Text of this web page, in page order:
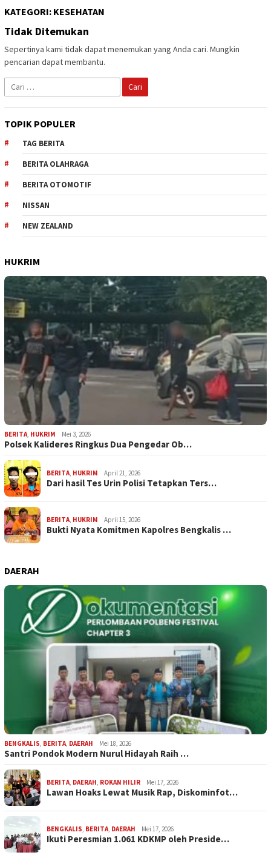
KATEGORI: KESEHATAN
Tidak Ditemukan
Sepertinya kami tidak dapat menemukan yang Anda cari. Mungkin
pencarian dapat membantu.
Cari
untuk:
TOPIK POPULER
TAG BERITA
BERITA OLAHRAGA
BERITA OTOMOTIF
NISSAN
NEW ZEALAND
HUKRIM
BERITA, HUKRIM Mei 3, 2026
Polsek Kalideres Ringkus Dua Pengedar Ob…
BERITA, HUKRIM April 21, 2026
Dari hasil Tes Urin Polisi Tetapkan Ters…
BERITA, HUKRIM April 15, 2026
Bukti Nyata Komitmen Kapolres Bengkalis …
DAERAH
BENGKALIS, BERITA, DAERAH Mei 18, 2026
Santri Pondok Modern Nurul Hidayah Raih …
BERITA, DAERAH, ROKAN HILIR Mei 17, 2026
Lawan Hoaks Lewat Musik Rap, Diskominfot…
BENGKALIS, BERITA, DAERAH Mei 17, 2026
Ikuti Peresmian 1.061 KDKMP oleh Preside…